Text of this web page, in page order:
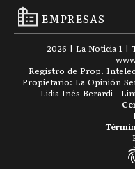
EMPRESAS
2026 | La Noticia 1 |
Registro de Prop.
Propietario: La Opinión
Lidia Inés Berardi -